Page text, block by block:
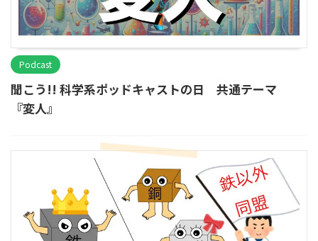
Podcast
聞こう!! 科学系ポッドキャストの日 共通テーマ
『変人』